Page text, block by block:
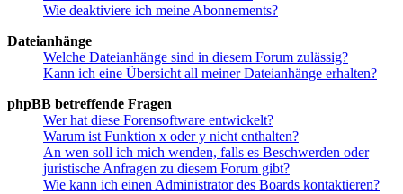
Wie deaktiviere ich meine Abonnements?
Dateianhänge
Welche Dateianhänge sind in diesem Forum zulässig?
Kann ich eine Übersicht all meiner Dateianhänge erhalten?
phpBB betreffende Fragen
Wer hat diese Forensoftware entwickelt?
Warum ist Funktion x oder y nicht enthalten?
An wen soll ich mich wenden, falls es Beschwerden oder
juristische Anfragen zu diesem Forum gibt?
Wie kann ich einen Administrator des Boards kontaktieren?